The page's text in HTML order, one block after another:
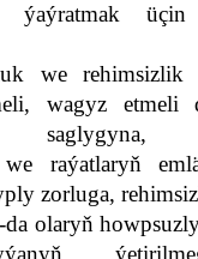
ýaýratmak
we rehimsizlik
wagyz etmeli
saglygyna,
we raýatlaryň
zorluga,
da olaryň